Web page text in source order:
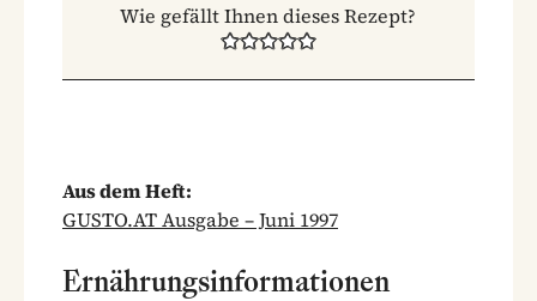
Wie gefällt Ihnen dieses Rezept?
Aus dem Heft:
GUSTO.AT Ausgabe – Juni 1997
Ernährungsinformationen